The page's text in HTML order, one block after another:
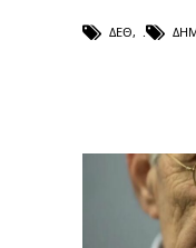
ΔΕΘ,